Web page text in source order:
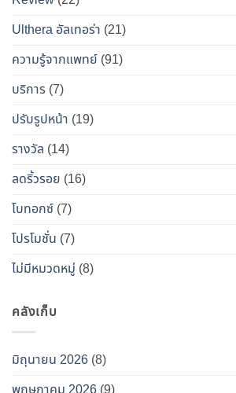
Ulthera อัลเทอร่า (21)
ความรู้จากแพทย์ (91)
บริการ (7)
ปรับรูปหน้า (19)
รางวัล (14)
ลดริ้วรอย (16)
โบทอกซ์ (7)
โปรโมชั่น (7)
ไม่มีหมวดหมู่ (8)
คลังเก็บ
มิถุนายน 2026 (8)